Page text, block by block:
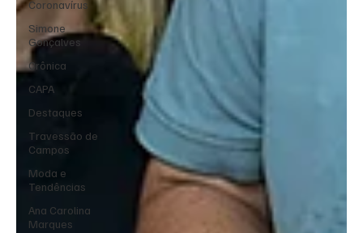
Coronavírus
Simone
Gonçalves
Crônica
CAPA
Destaques
Travessão de
Campos
Moda e
Tendências
Ana Carolina
Marques